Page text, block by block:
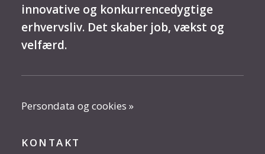
innovative og konkurrencedygtige
erhvervsliv. Det skaber job, vækst og
velfærd.
Persondata og cookies »
KONTAKT